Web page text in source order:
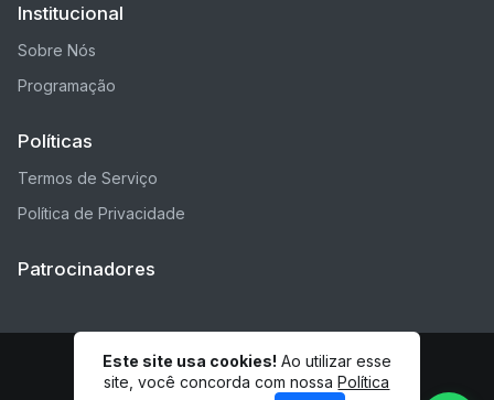
Institucional
Sobre Nós
Programação
Políticas
Termos de Serviço
Política de Privacidade
Patrocinadores
© Rádio ES - Todos os direitos reservados.
Este site usa cookies! Ao utilizar esse
site, você concorda com nossaPolítica